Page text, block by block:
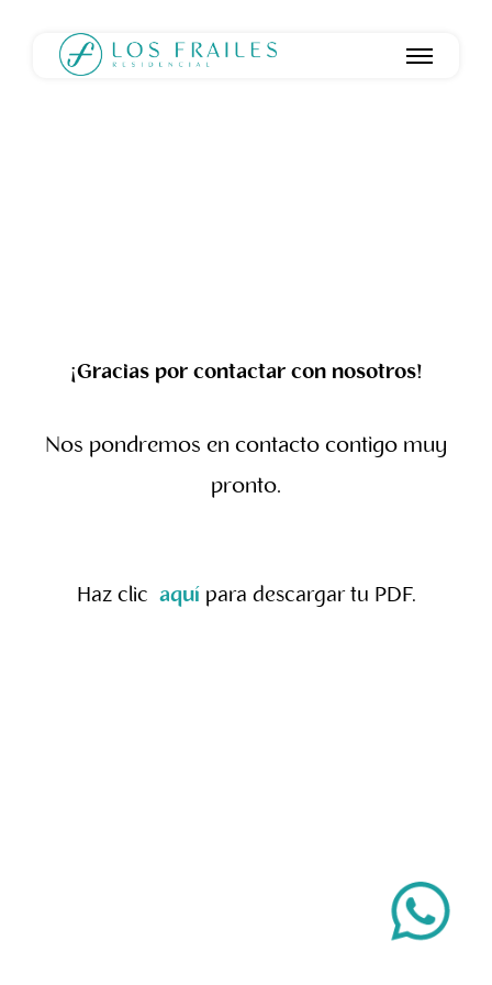
¡Gracias por contactar con nosotros!
Nos pondremos en contacto contigo muy
pronto.
Haz clic aquí para descargar tu PDF.